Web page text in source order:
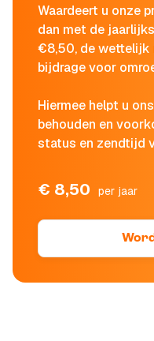
Waardeert u onze
dan met de
€8,50, de wettelijk
bijdrage voor
Hiermee helpt u
behouden en
status en zendtijd
€ 8,50 per jaar